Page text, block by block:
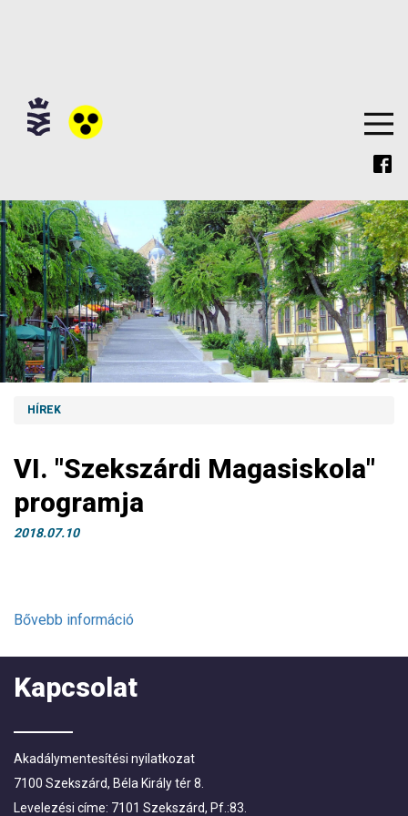
HÍREK
VI. "Szekszárdi Magasiskola"
programja
2018.07.10
Bővebb információ
Kapcsolat
Akadálymentesítési nyilatkozat
7100 Szekszárd, Béla Király tér 8.
Levelezési címe: 7101 Szekszárd, Pf.:83.